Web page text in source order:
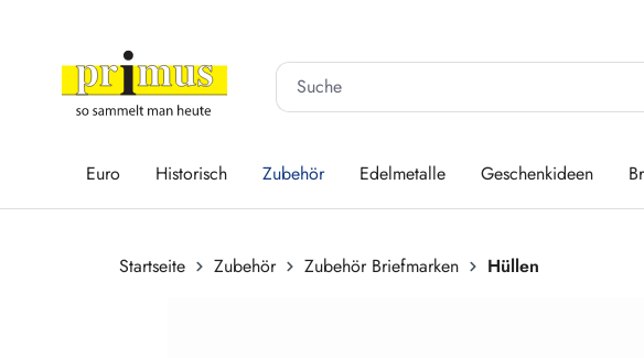
Euro Historisch Zubehör Edelmetalle Geschenkideen
Startseite Zubehör Zubehör Briefmarken
Hüllen